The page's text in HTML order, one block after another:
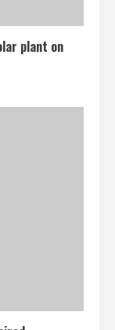
plant on